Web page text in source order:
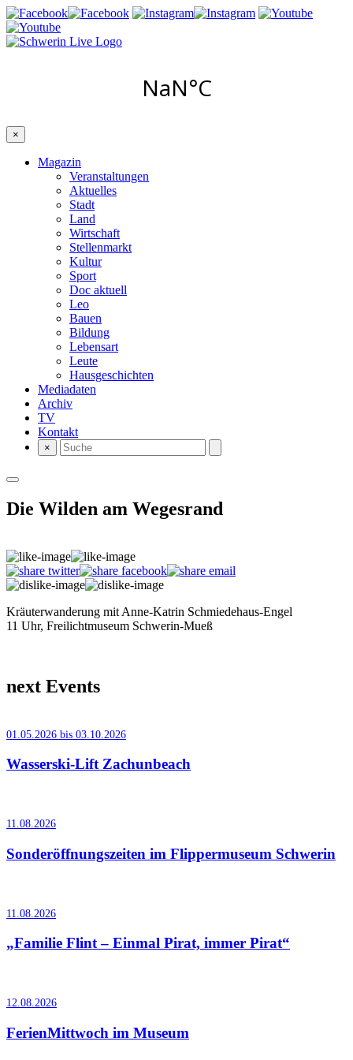
×
Magazin
Veranstaltungen
Aktuelles
Stadt
Land
Wirtschaft
Stellenmarkt
Kultur
Sport
Doc aktuell
Leo
Bauen
Bildung
Lebensart
Leute
Hausgeschichten
Mediadaten
Archiv
TV
Kontakt
×
Die Wilden am Wegesrand
Kräuterwanderung mit Anne-Katrin Schmiedehaus-Engel
11 Uhr, Freilichtmuseum Schwerin-Mueß
next Events
01.05.2026 bis 03.10.2026
Wasserski-Lift Zachunbeach
11.08.2026
Sonderöffnungszeiten im Flippermuseum Schwerin
11.08.2026
„Familie Flint – Einmal Pirat, immer Pirat“
12.08.2026
FerienMittwoch im Museum